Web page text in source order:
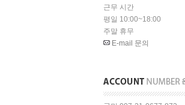
근무 시간
평일 10:00~18:00
주말 휴무
E-mail 문의